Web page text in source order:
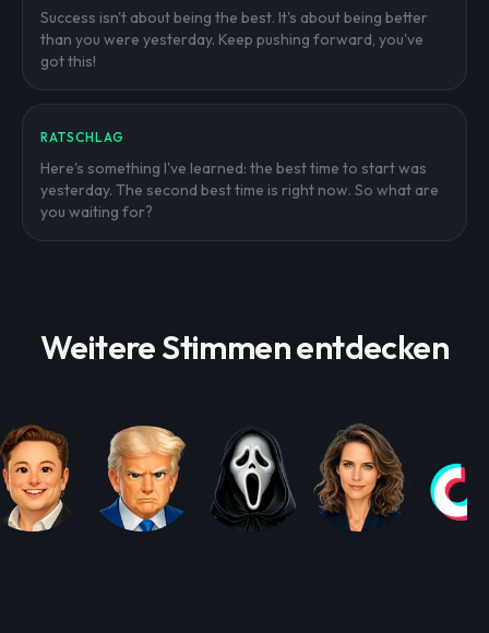
Success isn't about being the best. It's about being better
than you were yesterday. Keep pushing forward, you've
got this!
RATSCHLAG
Here's something I've learned: the best time to start was
yesterday. The second best time is right now. So what are
you waiting for?
Weitere Stimmen entdecken